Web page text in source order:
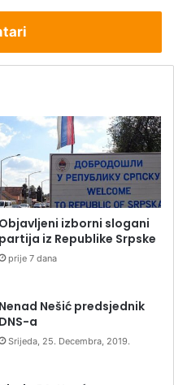
Objavljeni izborni slogani
partija iz Republike Srpske
prije 7 dana
Nenad Nešić predsjednik
DNS-a
Srijeda, 25. Decembra, 2019.